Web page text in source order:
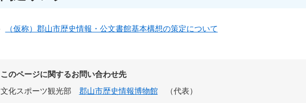
（仮称）郡山市歴史情報・公文書館基本構想の策定について
このページに関するお問い合わせ先
文化スポーツ観光部
郡山市歴史情報博物館
（代表）